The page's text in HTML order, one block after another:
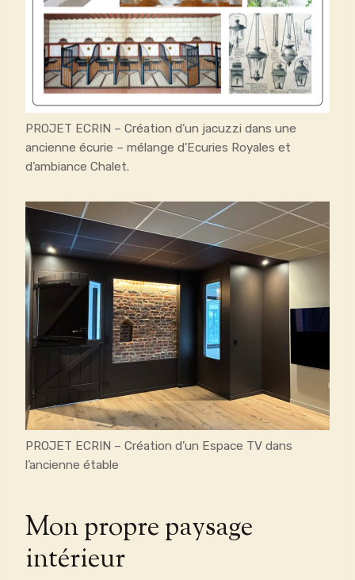
PROJET ECRIN – Création d’un jacuzzi dans une
ancienne écurie – mélange d’Ecuries Royales et
d’ambiance Chalet.
PROJET ECRIN – Création d’un Espace TV dans
l’ancienne étable
Mon propre paysage
intérieur